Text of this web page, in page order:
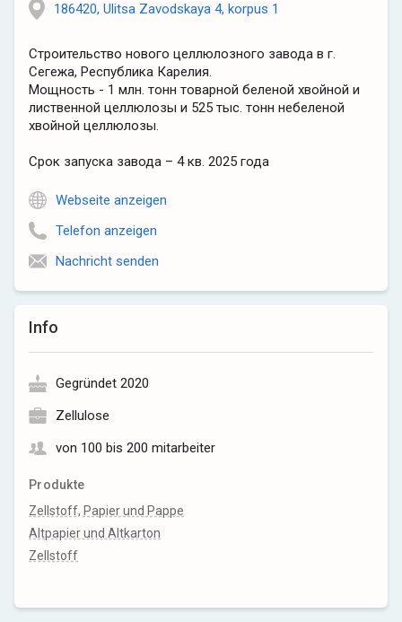
Info
Gegründet 2020
Zellulose
von 100 bis 200 mitarbeiter
Produkte
Zellstoff, Papier und Pappe
Altpapier und Altkarton
Zellstoff
186420, Ulitsa Zavodskaya 4, korpus 1
Строительство нового целлюлозного завода в г.
Сегежа, Республика Карелия.
Мощность - 1 млн. тонн товарной беленой хвойной и
лиственной целлюлозы и 525 тыс. тонн небеленой
хвойной целлюлозы.
Срок запуска завода – 4 кв. 2025 года
Webseite anzeigen
Telefon anzeigen
Nachricht senden